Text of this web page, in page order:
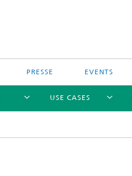
PRESSE EVENTS
USE CASES